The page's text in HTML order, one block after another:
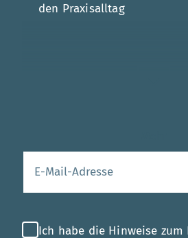
den Praxisalltag
Ich habe die Hinweise zum